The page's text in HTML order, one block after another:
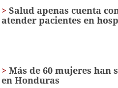
Salud apenas cuenta
atender pacientes en
Más de 60 mujeres
en Honduras